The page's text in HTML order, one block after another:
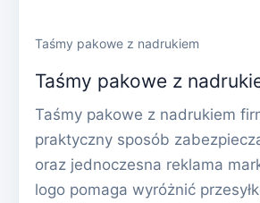
Taśmy pakowe z nadrukiem
Taśmy pakowe z
Taśmy pakowe z nadrukiem
praktyczny sposób
oraz jednoczesna reklama
logo pomaga wyróżnić